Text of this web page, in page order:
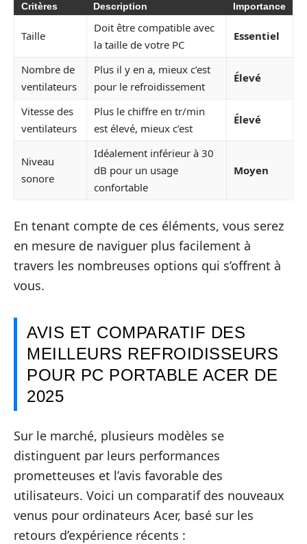
Critères Description Importance
Taille
Doit être compatible avec
la taille de votre PC
Essentiel
Nombre de
ventilateurs
Plus il y en a, mieux c’est
pour le refroidissement
Élevé
Vitesse des
ventilateurs
Plus le chiffre en tr/min
est élevé, mieux c’est
Élevé
Niveau
sonore
Idéalement inférieur à 30
dB pour un usage
confortable
Moyen
En tenant compte de ces éléments, vous serez
en mesure de naviguer plus facilement à
travers les nombreuses options qui s’offrent à
vous.
AVIS ET COMPARATIF DES
MEILLEURS REFROIDISSEURS
POUR PC PORTABLE ACER DE
2025
Sur le marché, plusieurs modèles se
distinguent par leurs performances
prometteuses et l’avis favorable des
utilisateurs. Voici un comparatif des nouveaux
venus pour ordinateurs Acer, basé sur les
retours d’expérience récents :